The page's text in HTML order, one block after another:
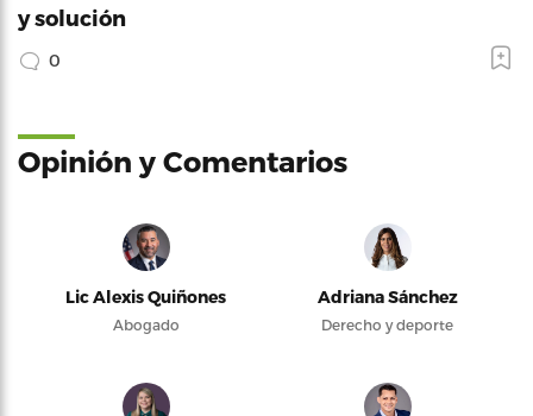
y solución
0
Opinión y Comentarios
Lic Alexis Quiñones
Abogado
Adriana Sánchez
Derecho y deporte